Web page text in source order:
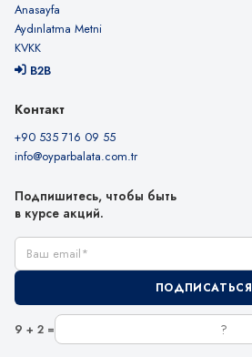
Anasayfa
Aydınlatma Metni
KVKK
B2B
Контакт
+90 535 716 09 55
info@oyparbalata.com.tr
Подпишитесь, чтобы быть
в курсе акций.
Ваш email
ПОДПИСАТЬСЯ
9 + 2 =